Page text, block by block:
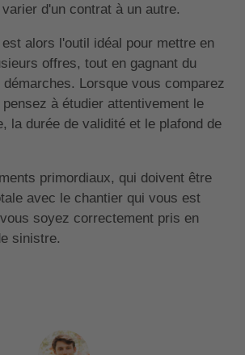
d'un contrat à un autre.
alors l'outil idéal pour mettre en
offres, tout en gagnant du
Lorsque vous comparez
à étudier attentivement le
la durée de validité et le plafond de
primordiaux, qui doivent être
avec le chantier qui vous est
soyez correctement pris en
sinistre.